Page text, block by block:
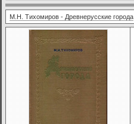
М.Н. Тихомиров - Древнерусские города